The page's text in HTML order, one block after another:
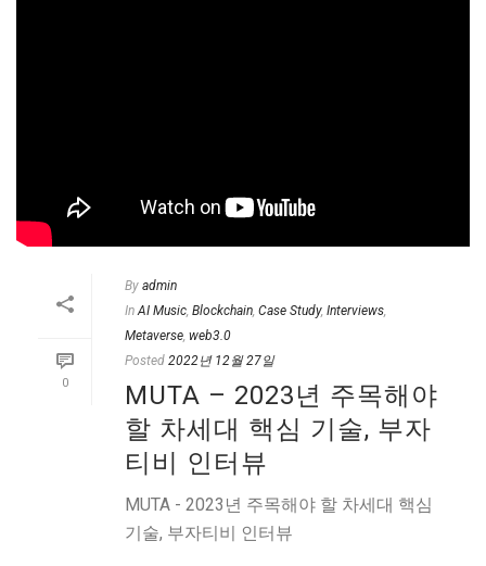
0
By admin
In AI Music, Blockchain, Case Study, Interviews,
Metaverse, web3.0
Posted 2022년 12월 27일
MUTA – 2023년 주목해야
할 차세대 핵심 기술, 부자
티비 인터뷰
MUTA - 2023년 주목해야 할 차세대 핵심
기술, 부자티비 인터뷰